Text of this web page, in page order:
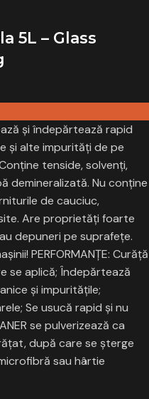
5L – Glass
şi îndepărtează rapid
şi alte impurităţi de pe
tenside, solvenţi,
demineralizată. Nu conţine
de cauciuc,
Are proprietăţi foarte
depuneri pe suprafeţe.
PERFORMANŢE: Curăță
se aplică; Îndepărtează
și impuritățile;
Se usucă rapid şi nu
se pulverizează ca
după care se șterge
sau hârtie